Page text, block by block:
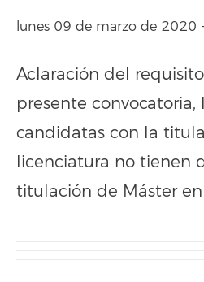
lunes 09 de marzo de 2020
Aclaración del
presente convocatoria,
candidatas con la
licenciatura no tienen
titulación de Máster